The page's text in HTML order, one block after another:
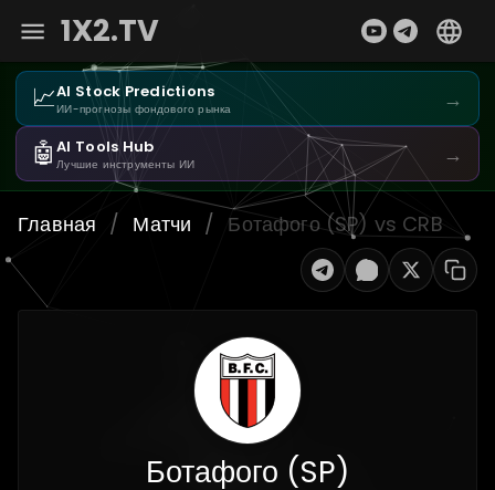
1X2.TV
📈AI Stock Predictions
ИИ-прогнозы фондового рынка →
🤖AI Tools Hub
Лучшие инструменты ИИ →
Главная / Матчи / Ботафого (SP) vs CRB
Ботафого (SP)